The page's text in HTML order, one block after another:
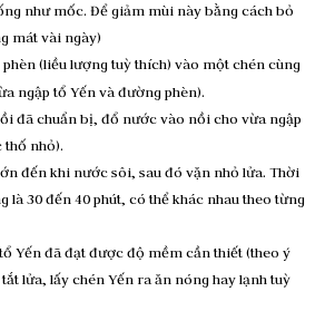
như mốc. Để giảm mùi này bằng cách bỏ
mát vài ngày)
(liều lượng tuỳ thích) vào một chén cùng
ngập tổ Yến và đường phèn).
đã chuẩn bị, đổ nước vào nồi cho vừa ngập
thố nhỏ).
đến khi nước sôi, sau đó vặn nhỏ lửa. Thời
là 30 đến 40 phút, có thể khác nhau theo từng
Yến đã đạt được độ mềm cần thiết (theo ý
lửa, lấy chén Yến ra ăn nóng hay lạnh tuỳ